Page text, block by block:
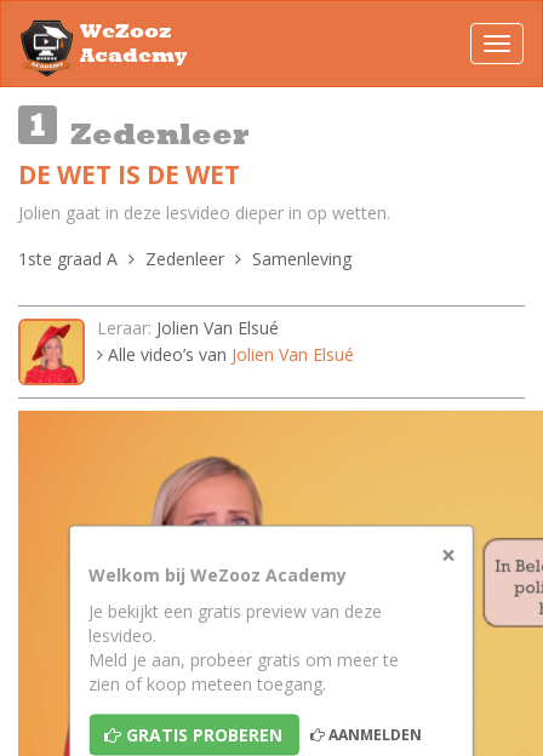
WeZooz
Academy
Zedenleer
DE WET IS DE WET
Jolien gaat in deze lesvideo dieper in op wetten.
1ste graad A
Zedenleer Samenleving
Leraar: Jolien Van Elsué
Alle video’s van Jolien Van Elsué
×
Welkom bij WeZooz Academy
Je bekijkt een gratis preview van deze
lesvideo.
Meld je aan, probeer gratis om meer te
zien of koop meteen toegang.
GRATIS PROBEREN AANMELDEN